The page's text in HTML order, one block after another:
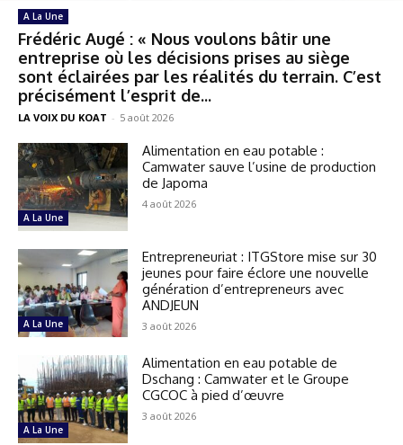
A La Une
Frédéric Augé : « Nous voulons bâtir une
entreprise où les décisions prises au siège
sont éclairées par les réalités du terrain. C’est
précisément l’esprit de...
LA VOIX DU KOAT - 5 août 2026
A La Une
Alimentation en eau potable :
Camwater sauve l’usine de production
de Japoma
4 août 2026
A La Une
Entrepreneuriat : ITGStore mise sur 30
jeunes pour faire éclore une nouvelle
génération d’entrepreneurs avec
ANDJEUN
3 août 2026
A La Une
Alimentation en eau potable de
Dschang : Camwater et le Groupe
CGCOC à pied d’œuvre
3 août 2026